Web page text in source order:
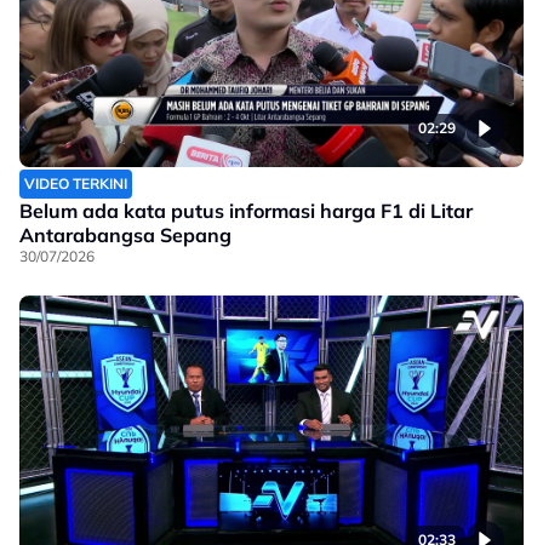
02:29
VIDEO TERKINI
Belum ada kata putus informasi harga F1 di Litar
Antarabangsa Sepang
30/07/2026
02:33